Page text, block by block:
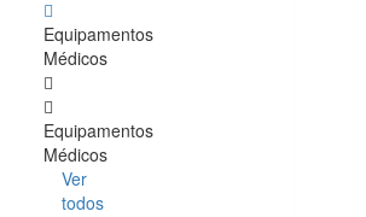
Equipamentos
Médicos
Equipamentos
Médicos
Ver
todos